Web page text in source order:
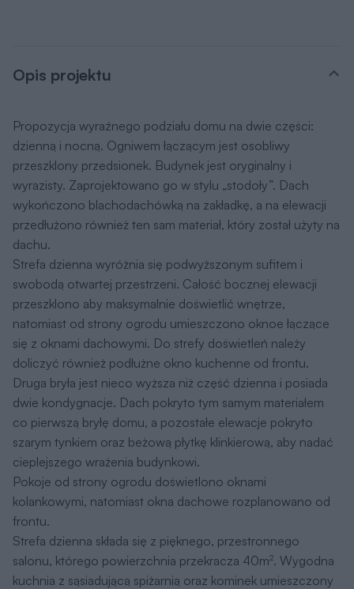
Opis projektu
Propozycja wyraźnego podziału domu na dwie części:
dzienną i nocną. Ogniwem łączącym jest osobliwy
przeszklony przedsionek. Budynek jest oryginalny i
wyrazisty. Zaprojektowano go w stylu „stodoły”. Dach
wykończono blachodachówką na zakładkę, a na elewacji
przedłużono również ten sam materiał, który został użyty na
dachu.
Strefa dzienna wyróżnia się podwyższonym sufitem i
swobodą otwartej przestrzeni. Całość bocznej elewacji
przeszklono aby maksymalnie doświetlić wnętrze,
natomiast od strony ogrodu umieszczono oknoe łączące
się z oknami dachowymi. Do strefy doświetleń należy
doliczyć również podłużne okno kuchenne od frontu.
Druga bryła jest nieco wyższa niż część dzienna i posiada
dwie kondygnacje. Dach pokryto tym samym materiałem
co pierwszą bryłę domu, a pozostałe elewacje pokryto
szarym tynkiem oraz beżową płytkę klinkierową, aby nadać
cieplejszego wrażenia budynkowi.
Pokoje od strony ogrodu doświetlono oknami
kolankowymi, natomiast okna dachowe rozplanowano od
frontu.
Strefa dzienna składa się z pięknego, przestronnego
salonu, którego powierzchnia przekracza 40m2. Wygodna
kuchnia z sąsiadującą spiżarnią oraz kominek umieszczony